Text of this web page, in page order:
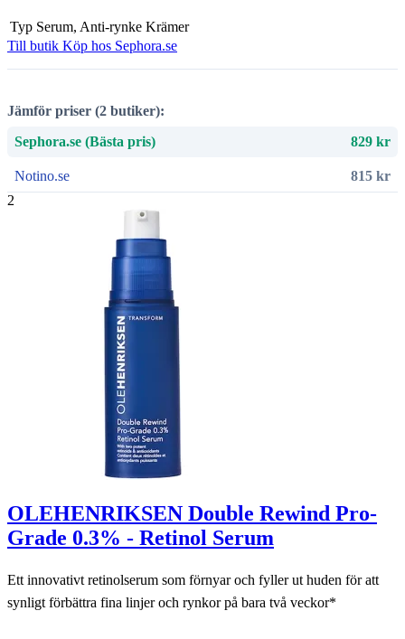
Typ Serum, Anti-rynke Krämer
Till butik Köp hos Sephora.se
Jämför priser (2 butiker):
Sephora.se (Bästa pris)
829 kr
Notino.se
815 kr
2
OLEHENRIKSEN Double Rewind Pro-
Grade 0.3% - Retinol Serum
Ett innovativt retinolserum som förnyar och fyller ut huden för att
synligt förbättra fina linjer och rynkor på bara två veckor*